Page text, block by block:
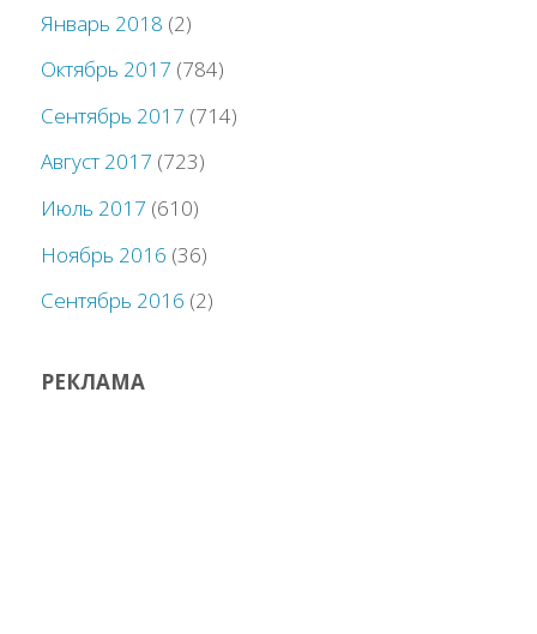
Январь 2018 (2)
Октябрь 2017 (784)
Сентябрь 2017 (714)
Август 2017 (723)
Июль 2017 (610)
Ноябрь 2016 (36)
Сентябрь 2016 (2)
РЕКЛАМА